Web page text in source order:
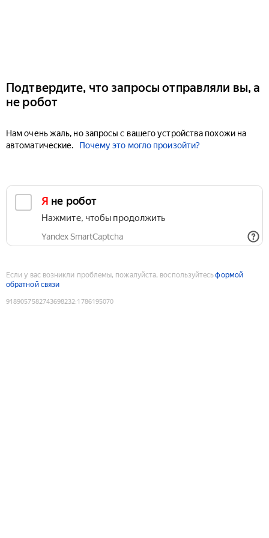
Подтвердите, что запросы отправляли вы, а
не робот
Нам очень жаль, но запросы с вашего устройства похожи на
автоматические.
Почему это могло произойти?
Я не робот
Нажмите, чтобы продолжить
Yandex SmartCaptcha
Если у вас возникли проблемы, пожалуйста, воспользуйтесьформой
обратной связи
9189057582743698232:1786195070